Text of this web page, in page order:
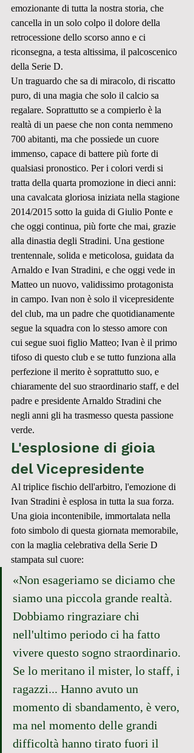
emozionante di tutta la nostra storia, che
cancella in un solo colpo il dolore della
retrocessione dello scorso anno e ci
riconsegna, a testa altissima, il palcoscenico
della Serie D.
Un traguardo che sa di miracolo, di riscatto
puro, di una magia che solo il calcio sa
regalare. Soprattutto se a compierlo è la
realtà di un paese che non conta nemmeno
700 abitanti, ma che possiede un cuore
immenso, capace di battere più forte di
qualsiasi pronostico. Per i colori verdi si
tratta della quarta promozione in dieci anni:
una cavalcata gloriosa iniziata nella stagione
2014/2015 sotto la guida di Giulio Ponte e
che oggi continua, più forte che mai, grazie
alla dinastia degli Stradini. Una gestione
trentennale, solida e meticolosa, guidata da
Arnaldo e Ivan Stradini, e che oggi vede in
Matteo un nuovo, validissimo protagonista
in campo. Ivan non è solo il vicepresidente
del club, ma un padre che quotidianamente
segue la squadra con lo stesso amore con
cui segue suoi figlio Matteo; Ivan è il primo
tifoso di questo club e se tutto funziona alla
perfezione il merito è soprattutto suo, e
chiaramente del suo straordinario staff, e del
padre e presidente Arnaldo Stradini che
negli anni gli ha trasmesso questa passione
verde.
L'esplosione di gioia
del Vicepresidente
Al triplice fischio dell'arbitro, l'emozione di
Ivan Stradini è esplosa in tutta la sua forza.
Una gioia incontenibile, immortalata nella
foto simbolo di questa giornata memorabile,
con la maglia celebrativa della Serie D
stampata sul cuore:
«Non esageriamo se diciamo che
siamo una piccola grande realtà.
Dobbiamo ringraziare chi
nell'ultimo periodo ci ha fatto
vivere questo sogno straordinario.
Se lo meritano il mister, lo staff, i
ragazzi... Hanno avuto un
momento di sbandamento, è vero,
ma nel momento delle grandi
difficoltà hanno tirato fuori il